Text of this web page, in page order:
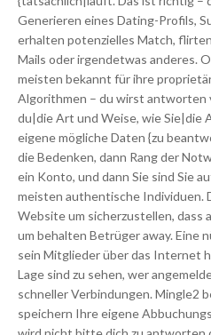
Generieren eines Dating-Profils,
erhalten potenzielles Match,
Mails oder irgendetwas anderes.
meisten bekannt für ihre
Algorithmen – du wirst antworten
du|die Art und Weise, wie Sie|die
eigene mögliche Daten {zu
die Bedenken, dann Rang der
ein Konto, und dann Sie sind Sie
meisten authentische Individuen.
Website um sicherzustellen, dass
um behalten Betrüger away. Eine
sein Mitglieder über das Internet
Lage sind zu sehen, wer
schneller Verbindungen. Mingle2
speichern Ihre eigene